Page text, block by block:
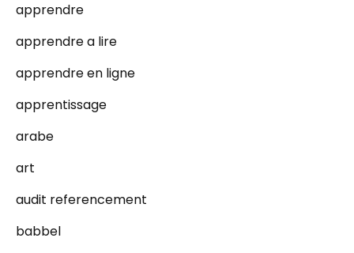
apprendre
apprendre a lire
apprendre en ligne
apprentissage
arabe
art
audit referencement
babbel